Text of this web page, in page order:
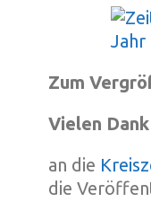
Zum
Vielen Dank
an die
die